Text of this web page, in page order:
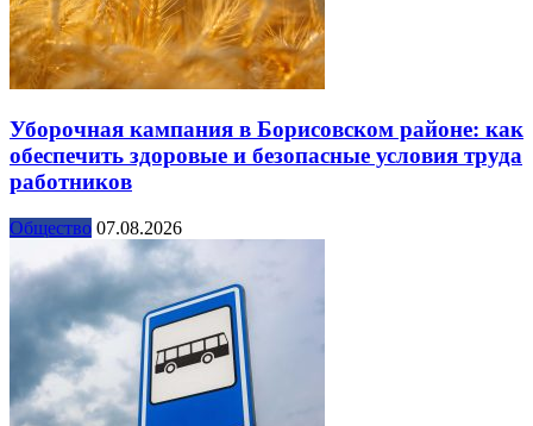
Уборочная кампания в Борисовском районе: как
обеспечить здоровые и безопасные условия труда
работников
Общество 07.08.2026